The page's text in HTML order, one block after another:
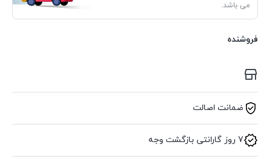
می باشد.
فروشنده
ضمانت اصالت
7 روز گارانتی بازگشت وجه